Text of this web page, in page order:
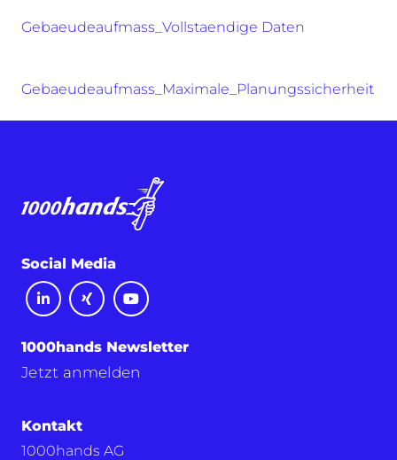
Gebaeudeaufmass_Vollstaendige Daten
Gebaeudeaufmass_Maximale_Planungssicherheit
Social Media
1000hands Newsletter
Jetzt anmelden
Kontakt
1000hands AG